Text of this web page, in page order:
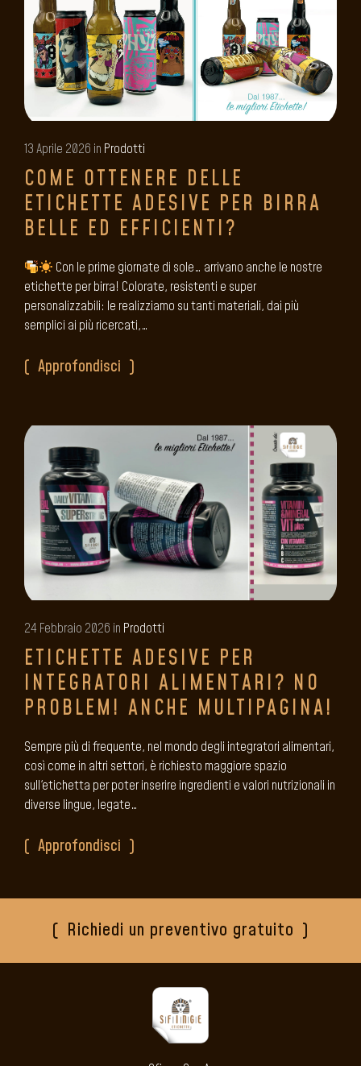
13 Aprile 2026 in Prodotti
COME OTTENERE DELLE
ETICHETTE ADESIVE PER BIRRA
BELLE ED EFFICIENTI?
Con le prime giornate di sole… arrivano anche le nostre
etichette per birra! Colorate, resistenti e super
personalizzabili: le realizziamo su tanti materiali, dai più
semplici ai più ricercati,…
Approfondisci
24 Febbraio 2026 in Prodotti
ETICHETTE ADESIVE PER
INTEGRATORI ALIMENTARI? NO
PROBLEM! ANCHE MULTIPAGINA!
Sempre più di frequente, nel mondo degli integratori alimentari,
così come in altri settori, è richiesto maggiore spazio
sull'etichetta per poter inserire ingredienti e valori nutrizionali in
diverse lingue, legate…
Approfondisci
Richiedi un preventivo gratuito